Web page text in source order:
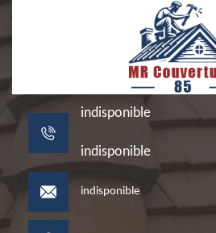
indisponible
indisponible
indisponible